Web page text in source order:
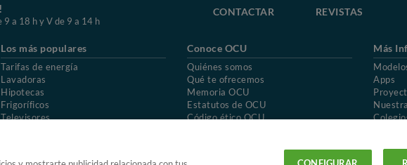
9 a 18 h y V de 9 a 14 h
CONTACTAR REVISTAS
Los más populares
Tarifas de energía
Lavadoras
Hipotecas
Frigoríficos
Televisores
Conoce OCU
Quiénes somos
Qué te ofrecemos
Memoria OCU
Estatutos de OCU
Código ético OCU
Más
Apps
Uso del nombre y de los signos de OCU
CONFIGURAR